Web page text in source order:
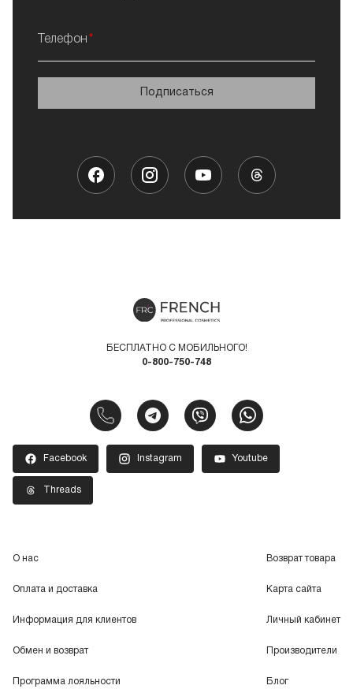
Телефон
Подписаться
БЕСПЛАТНО С МОБИЛЬНОГО!
0-800-750-748
Facebook Instagram Youtube
Threads
О нас
Оплата и доставка
Информация для клиентов
Обмен и возврат
Программа лояльности
Возврат товара
Карта сайта
Личный кабинет
Производители
Блог